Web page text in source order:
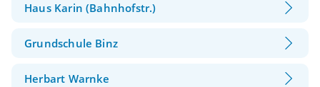
Haus Karin (Bahnhofstr.)
Grundschule Binz
Herbart Warnke